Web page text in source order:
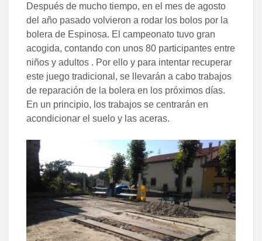
Después de mucho tiempo, en el mes de agosto
del año pasado volvieron a rodar los bolos por la
bolera de Espinosa. El campeonato tuvo gran
acogida, contando con unos 80 participantes entre
niños y adultos . Por ello y para intentar recuperar
este juego tradicional, se llevarán a cabo trabajos
de reparación de la bolera en los próximos días.
En un principio, los trabajos se centrarán en
acondicionar el suelo y las aceras.